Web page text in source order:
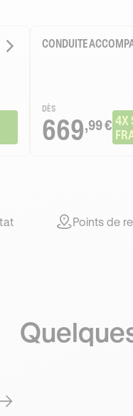
CONDUITE
DÈS
669,99 € 4X
Points de